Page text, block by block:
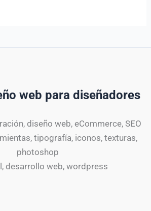
web para diseñadores
diseño web, eCommerce, SEO
tipografía, iconos, texturas,
photoshop
desarrollo web, wordpress